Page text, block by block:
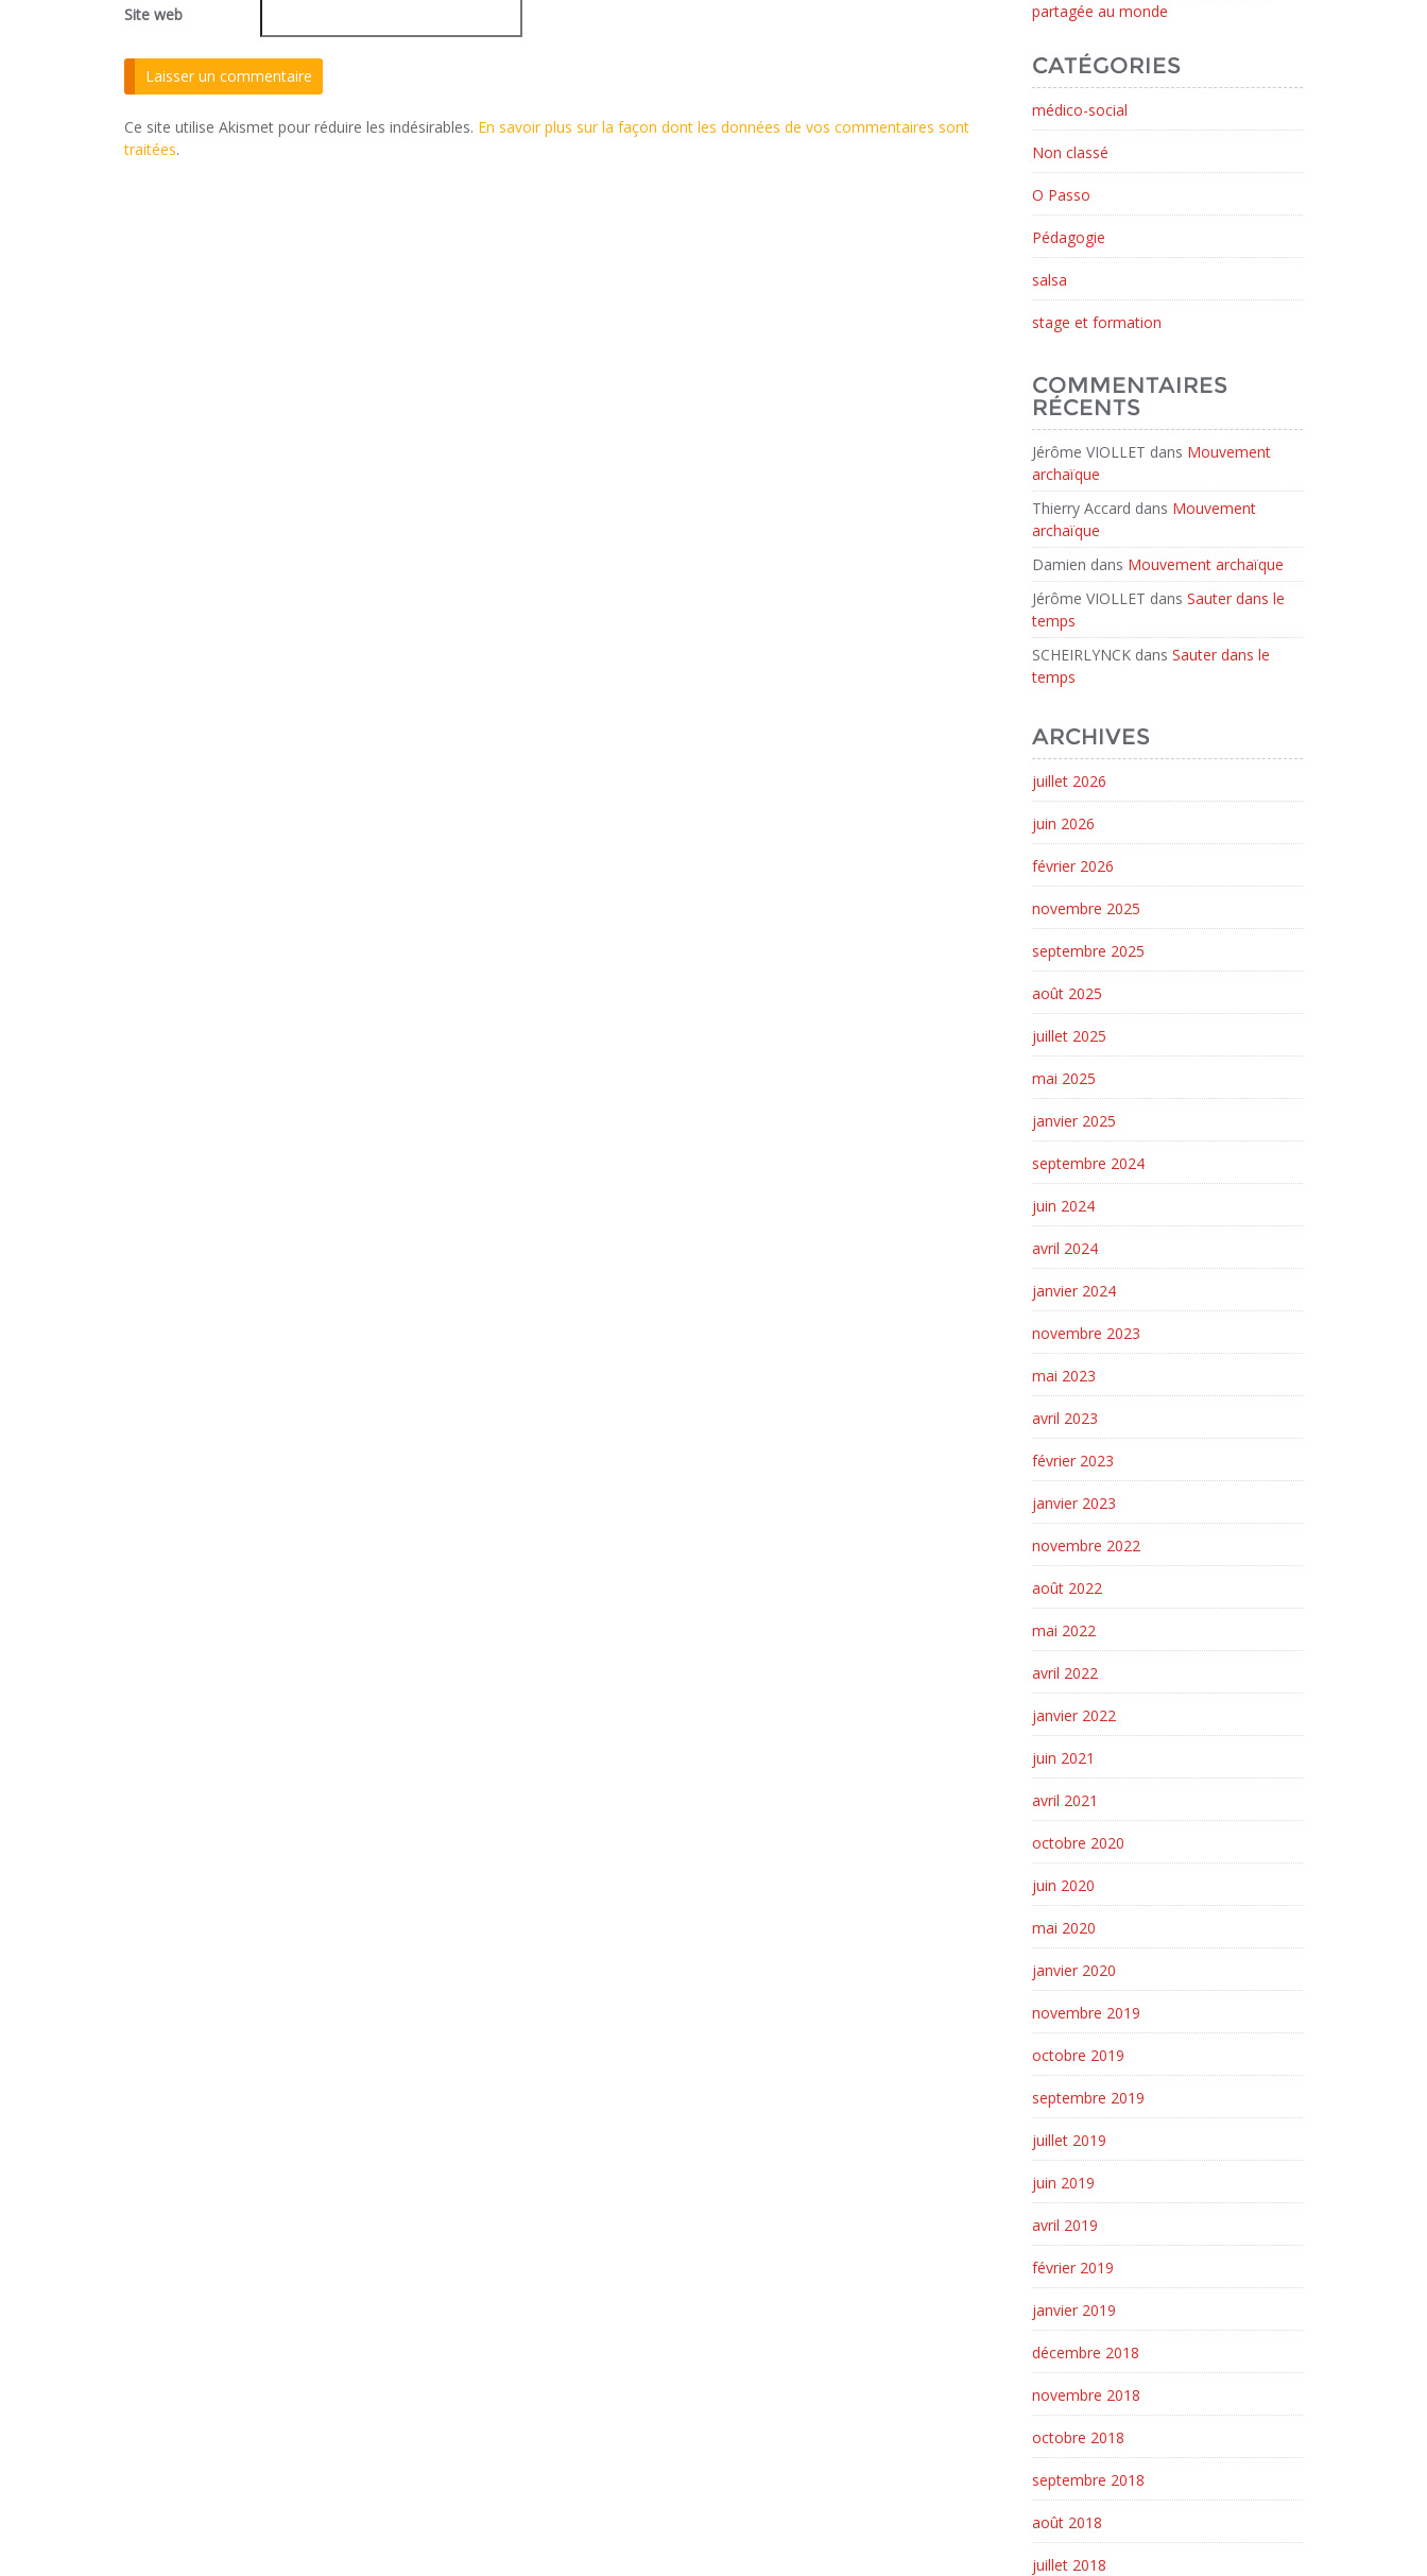
Site web
Ce site utilise Akismet pour réduire les indésirables. En savoir plus sur la façon dont les données de vos commentaires sont
traitées.
partagée au monde
CATÉGORIES
médico-social
Non classé
O Passo
Pédagogie
salsa
stage et formation
COMMENTAIRES
RÉCENTS
Jérôme VIOLLET dans Mouvement
archaïque
Thierry Accard dans Mouvement
archaïque
Damien dans Mouvement archaïque
Jérôme VIOLLET dans Sauter dans le
temps
SCHEIRLYNCK dans Sauter dans le
temps
ARCHIVES
juillet 2026
juin 2026
février 2026
novembre 2025
septembre 2025
août 2025
juillet 2025
mai 2025
janvier 2025
septembre 2024
juin 2024
avril 2024
janvier 2024
novembre 2023
mai 2023
avril 2023
février 2023
janvier 2023
novembre 2022
août 2022
mai 2022
avril 2022
janvier 2022
juin 2021
avril 2021
octobre 2020
juin 2020
mai 2020
janvier 2020
novembre 2019
octobre 2019
septembre 2019
juillet 2019
juin 2019
avril 2019
février 2019
janvier 2019
décembre 2018
novembre 2018
octobre 2018
septembre 2018
août 2018
juillet 2018